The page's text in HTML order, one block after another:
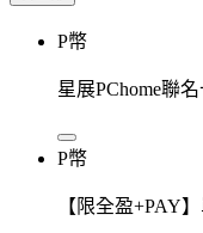
P幣
星展PChome聯
P幣
【限全盈+PAY